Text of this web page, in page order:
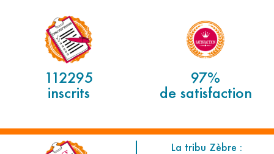
112295
inscrits
97%
de satisfaction
La tribu Zèbre :